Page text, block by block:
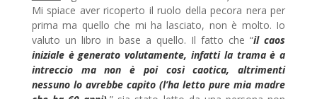
Mi spiace aver ricoperto il ruolo della pecora nera per
prima ma quello che mi ha lasciato, non è molto. Io
valuto un libro in base a quello. Il fatto che “il caos
iniziale è generato volutamente, infatti la trama è a
intreccio ma non è poi così caotica, altrimenti
nessuno lo avrebbe capito (l’ha letto pure mia madre